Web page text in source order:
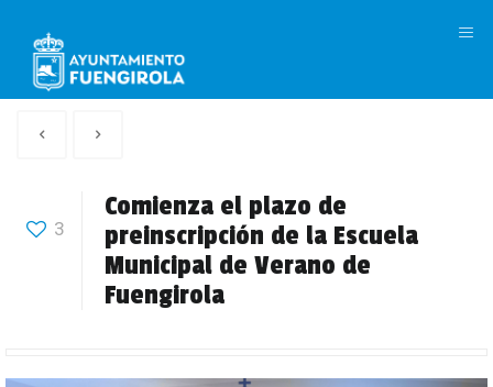
anterior
3
Comienza el plazo de
preinscripción de la Escuela
Municipal de Verano de
Fuengirola